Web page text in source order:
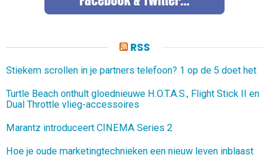
RSS
Stiekem scrollen in je partners telefoon? 1 op de 5 doet het
Turtle Beach onthult gloednieuwe H.O.T.A.S., Flight Stick II en
Dual Throttle vlieg-accessoires
Marantz introduceert CINEMA Series 2
Hoe je oude marketingtechnieken een nieuw leven inblaast